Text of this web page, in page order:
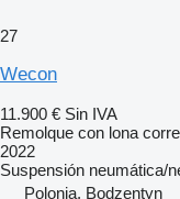
27
Wecon
11.900 € Sin IVA
Remolque con lona
2022
Suspensión neumática/
Polonia, Bodzentyn